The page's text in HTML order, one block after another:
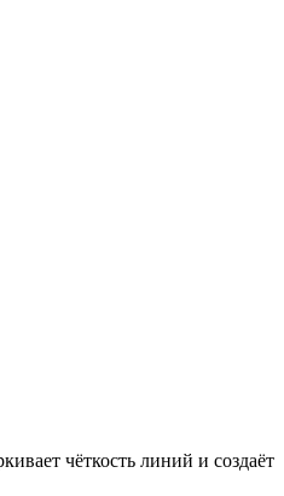
чёткость линий и создаёт